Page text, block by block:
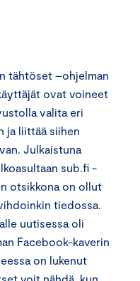
tähtöset –ohjelman
ovat voineet
valita eri
ja liittää siihen
Julkaistuna
sub.fi -
otsikkona on ollut
tiedossa.
uutisessa oli
Facebook-kaverin
on lukenut